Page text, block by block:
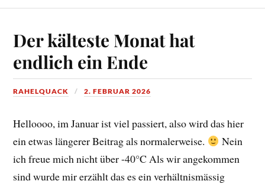
Der kälteste Monat hat
endlich ein Ende
RAHELQUACK 2. FEBRUAR 2026
Helloooo, im Januar ist viel passiert, also wird das hier
ein etwas längerer Beitrag als normalerweise.
Nein
ich freue mich nicht über -40°C Als wir angekommen
sind wurde mir erzählt das es ein verhältnismässig